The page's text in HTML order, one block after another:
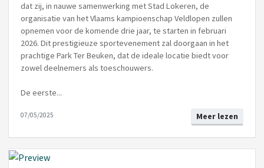
dat zij, in nauwe samenwerking met Stad Lokeren, de
organisatie van het Vlaams kampioenschap Veldlopen zullen
opnemen voor de komende drie jaar, te starten in februari
2026. Dit prestigieuze sportevenement zal doorgaan in het
prachtige Park Ter Beuken, dat de ideale locatie biedt voor
zowel deelnemers als toeschouwers.
De eerste...
Meer lezen
07/05/2025